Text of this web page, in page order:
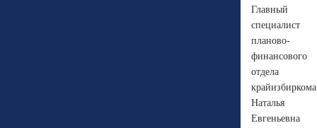
Главный
специалист
планово-
финансового
отдела
крайизбиркома
Наталья
Евгеньевна